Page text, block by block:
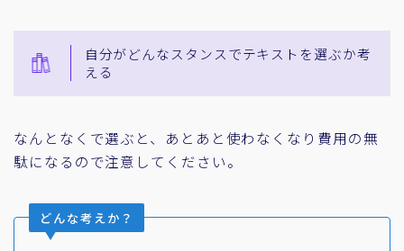
自分がどんなスタンスでテキストを選ぶか考
える
なんとなくで選ぶと、あとあと使わなくなり費用の無
駄になるので注意してください。
どんな考えか？